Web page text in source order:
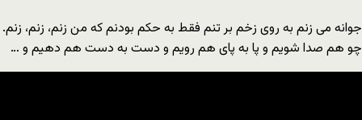
جوانه می زنم به روی زخم بر تنم فقط به حکم بودنم که من زنم، زنم، زنم.
چو هم صدا شویم و پا به پای هم رویم و دست به دست هم دهیم و …